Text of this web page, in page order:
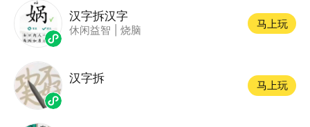
汉字拆汉字
休闲益智 烧脑
马上玩
汉字拆
马上玩